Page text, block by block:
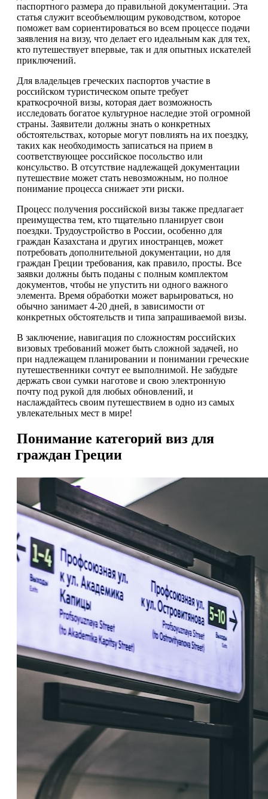
паспортного размера до правильной документации. Эта
статья служит всеобъемлющим руководством, которое
поможет вам сориентироваться во всем процессе подачи
заявления на визу, что делает его идеальным как для тех,
кто путешествует впервые, так и для опытных искателей
приключений.
Для владельцев греческих паспортов участие в
российском туристическом опыте требует
краткосрочной визы, которая дает возможность
исследовать богатое культурное наследие этой огромной
страны. Заявители должны знать о конкретных
обстоятельствах, которые могут повлиять на их поездку,
таких как необходимость записаться на прием в
соответствующее российское посольство или
консульство. В отсутствие надлежащей документации
путешествие может стать невозможным, но полное
понимание процесса снижает эти риски.
Процесс получения российской визы также предлагает
преимущества тем, кто тщательно планирует свои
поездки. Трудоустройство в России, особенно для
граждан Казахстана и других иностранцев, может
потребовать дополнительной документации, но для
граждан Греции требования, как правило, просты. Все
заявки должны быть поданы с полным комплектом
документов, чтобы не упустить ни одного важного
элемента. Время обработки может варьироваться, но
обычно занимает 4-20 дней, в зависимости от
конкретных обстоятельств и типа запрашиваемой визы.
В заключение, навигация по сложностям российских
визовых требований может быть сложной задачей, но
при надлежащем планировании и понимании греческие
путешественники сочтут ее выполнимой. Не забудьте
держать свои сумки наготове и свою электронную
почту под рукой для любых обновлений, и
наслаждайтесь своим путешествием в одно из самых
увлекательных мест в мире!
Понимание категорий виз для
граждан Греции